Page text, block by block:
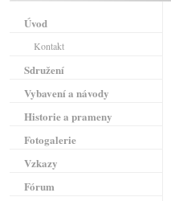
Úvod
Kontakt
Sdružení
Vybavení a návody
Historie a prameny
Fotogalerie
Vzkazy
Fórum